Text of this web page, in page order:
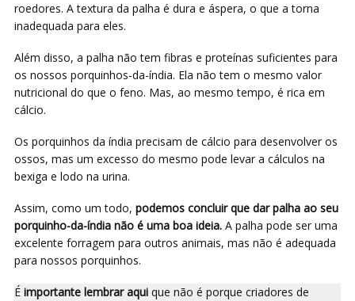
roedores. A textura da palha é dura e áspera, o que a torna
inadequada para eles.
Além disso, a palha não tem fibras e proteínas suficientes para
os nossos porquinhos-da-índia. Ela não tem o mesmo valor
nutricional do que o feno. Mas, ao mesmo tempo, é rica em
cálcio.
Os porquinhos da índia precisam de cálcio para desenvolver os
ossos, mas um excesso do mesmo pode levar a cálculos na
bexiga e lodo na urina.
Assim, como um todo, podemos concluir que dar palha ao seu
porquinho-da-índia não é uma boa ideia. A palha pode ser uma
excelente forragem para outros animais, mas não é adequada
para nossos porquinhos.
É importante lembrar aqui que não é porque criadores de